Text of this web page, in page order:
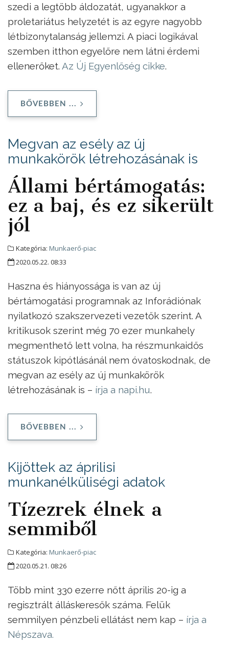
szedi a legtöbb áldozatát, ugyanakkor a
proletariátus helyzetét is az egyre nagyobb
létbizonytalanság jellemzi. A piaci logikával
szemben itthon egyelőre nem látni érdemi
ellenerőket. Az Új Egyenlőség cikke.
BŐVEBBEN ...
Megvan az esély az új
munkakörök létrehozásának is
Állami bértámogatás:
ez a baj, és ez sikerült
jól
Kategória: Munkaerő-piac
2020.05.22. 08:33
Haszna és hiányossága is van az új
bértámogatási programnak az Inforádiónak
nyilatkozó szakszervezeti vezetők szerint. A
kritikusok szerint még 70 ezer munkahely
megmenthető lett volna, ha részmunkaidős
státuszok kipótlásánál nem óvatoskodnak, de
megvan az esély az új munkakörök
létrehozásának is – írja a napi.hu.
BŐVEBBEN ...
Kijöttek az áprilisi
munkanélküliségi adatok
Tízezrek élnek a
semmiből
Kategória: Munkaerő-piac
2020.05.21. 08:26
Több mint 330 ezerre nőtt április 20-ig a
regisztrált álláskeresők száma. Felük
semmilyen pénzbeli ellátást nem kap – írja a
Népszava.